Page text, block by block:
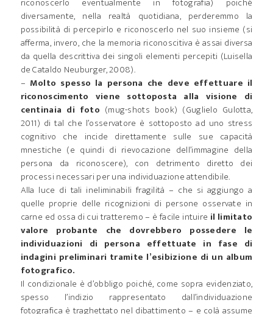
diversamente, nella realtà quotidiana, perderemmo la
possibilità di percepirlo e riconoscerlo nel suo insieme (si
afferma, invero, che la memoria riconoscitiva è assai diversa
da quella descrittiva dei singoli elementi percepiti (Luisella
de Cataldo Neuburger, 2008).
– Molto spesso la persona che deve effettuare il
riconoscimento viene sottoposta alla visione di
centinaia di foto (mug-shots book) (Guglielo Gulotta,
2011) di tal che l’osservatore è sottoposto ad uno stress
cognitivo che incide direttamente sulle sue capacità
mnestiche (e quindi di rievocazione dell’immagine della
persona da riconoscere), con detrimento diretto dei
processi necessari per una individuazione attendibile.
Alla luce di tali ineliminabili fragilità – che si aggiungo a
quelle proprie delle ricognizioni di persone osservate in
carne ed ossa di cui tratteremo – è facile intuire il limitato
valore probante che dovrebbero possedere le
individuazioni di persona effettuate in fase di
indagini preliminari tramite l’esibizione di un album
fotografico.
Il condizionale è d’obbligo poiché, come sopra evidenziato,
spesso l’indizio rappresentato dall’individuazione
fotografica è traghettato nel dibattimento – e colà assume